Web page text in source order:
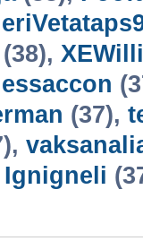
(38),
(37),
Ignigneli